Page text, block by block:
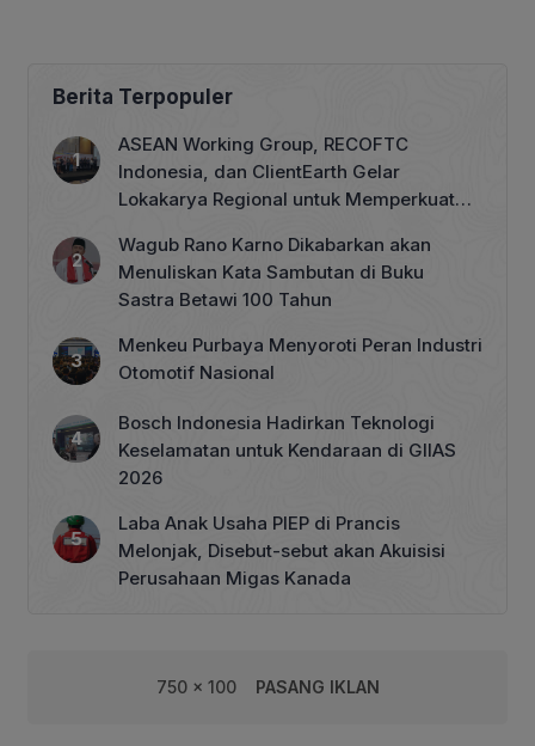
Berita Terpopuler
ASEAN Working Group, RECOFTC
Indonesia, dan ClientEarth Gelar
Lokakarya Regional untuk Memperkuat
Wagub Rano Karno Dikabarkan akan
Menuliskan Kata Sambutan di Buku
Sastra Betawi 100 Tahun
Menkeu Purbaya Menyoroti Peran Industri
Otomotif Nasional
Bosch Indonesia Hadirkan Teknologi
Keselamatan untuk Kendaraan di GIIAS
2026
Laba Anak Usaha PIEP di Prancis
Melonjak, Disebut-sebut akan Akuisisi
Perusahaan Migas Kanada
750 x 100 PASANG IKLAN